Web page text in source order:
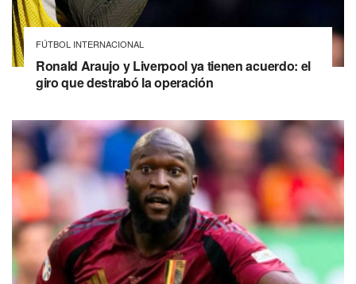
FÚTBOL INTERNACIONAL
Ronald Araujo y Liverpool ya tienen acuerdo: el
giro que destrabó la operación